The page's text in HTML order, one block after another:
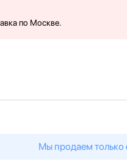
по Москве.
Мы продаем только